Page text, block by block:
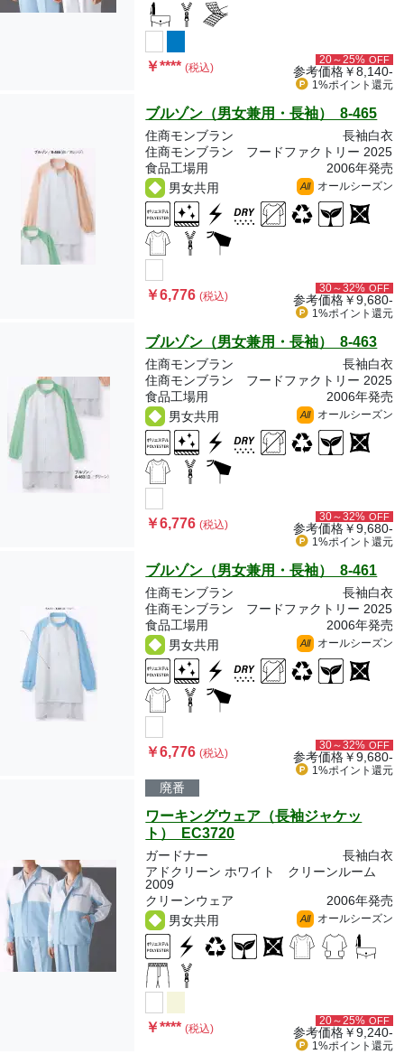
￥**** (税込)
20～25% OFF
参考価格￥8,140-
1%ポイント 還元
ブルゾン（男女兼用・長袖） 8-465
住商モンブラン
長袖白衣
住商モンブラン フードファクトリー 2025
食品工場用
2006年発売
男女共用
All オールシーズン
￥6,776(税込)
30～32% OFF
参考価格￥9,680-
1%ポイント 還元
ブルゾン（男女兼用・長袖） 8-463
住商モンブラン
長袖白衣
住商モンブラン フードファクトリー 2025
食品工場用
2006年発売
男女共用
All オールシーズン
￥6,776(税込)
30～32% OFF
参考価格￥9,680-
1%ポイント 還元
ブルゾン（男女兼用・長袖） 8-461
住商モンブラン
長袖白衣
住商モンブラン フードファクトリー 2025
食品工場用
2006年発売
男女共用
All オールシーズン
￥6,776(税込)
30～32% OFF
参考価格￥9,680-
1%ポイント 還元
廃番
ワーキングウェア（長袖ジャケッ
ト） EC3720
ガードナー
長袖白衣
アドクリーン ホワイト クリーンルーム
2009
クリーンウェア
2006年発売
男女共用
All オールシーズン
￥**** (税込)
20～25% OFF
参考価格￥9,240-
1%ポイント 還元